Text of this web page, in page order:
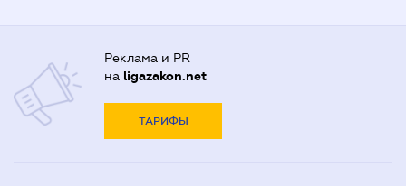
Реклама и PR
на ligazakon.net
ТАРИФЫ